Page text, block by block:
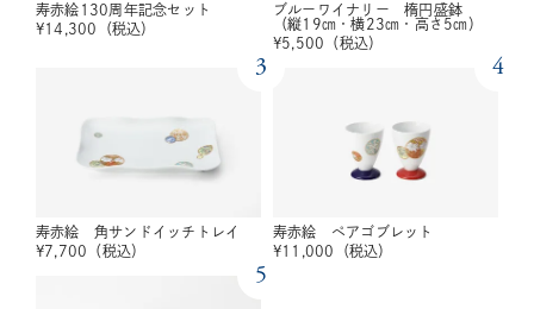
寿赤絵130周年記念セット
¥14,300 （税込）
ブルーワイナリー 楕円盛鉢
（縦19㎝・横23㎝・高さ5㎝）
¥5,500 （税込）
3
寿赤絵 角サンドイッチトレイ
¥7,700 （税込）
4
寿赤絵 ペアゴブレット
¥11,000 （税込）
5